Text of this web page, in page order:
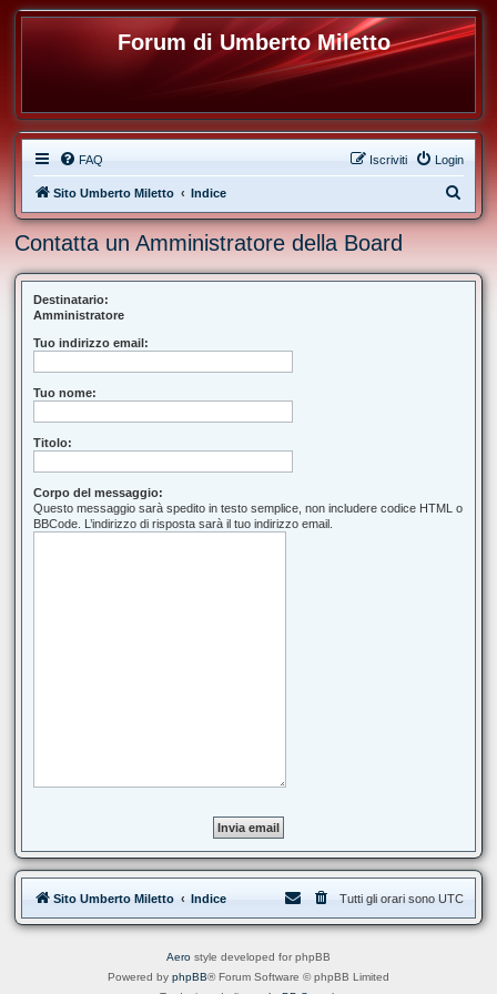
Forum di Umberto Miletto
FAQ Login
Iscriviti
Sito Umberto Miletto Indice
e
c
Contatta un Amministratore della Board
Destinatario:
Amministratore
Tuo indirizzo email:
Tuo nome:
Titolo:
Corpo del messaggio:
Questo messaggio sarà spedito in testo semplice, non includere codice HTML o
BBCode. L’indirizzo di risposta sarà il tuo indirizzo email.
Sito Umberto Miletto Indice Tutti gli orari sono UTC
Aero style developed for phpBB
Powered by phpBB® Forum Software © phpBB Limited